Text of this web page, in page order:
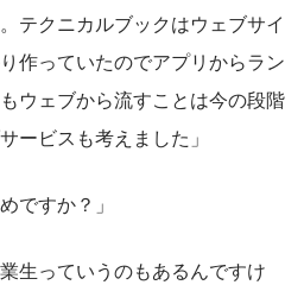
テクニカルブックはウェブサイ
作っていたのでアプリからラン
ウェブから流すことは今の段階
ービスも考えました」
ですか？」
生っていうのもあるんですけ